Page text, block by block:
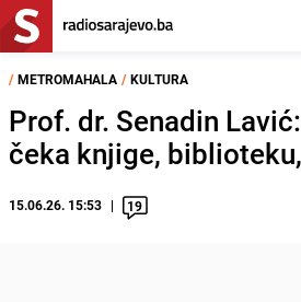
/ METROMAHALA / KULTURA
Prof. dr. Senadin
čeka knjige,
15.06.26. 15:53 19